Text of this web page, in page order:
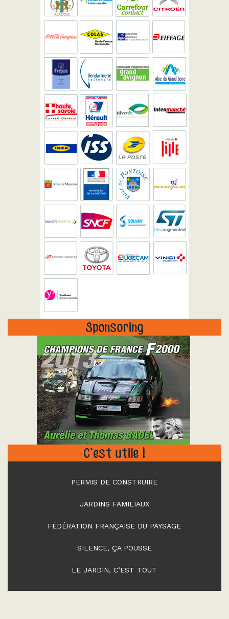
Sponsoring
"
C’est utile !
PERMIS DE CONSTRUIRE
JARDINS FAMILIAUX
FÉDÉRATION FRANÇAISE DU PAYSAGE
SILENCE, ÇA POUSSE
LE JARDIN, C’EST TOUT